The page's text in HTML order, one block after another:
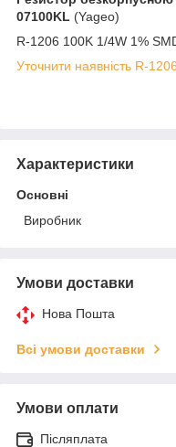
07100KL (Yageo)
R-1206 100K 1/4W 1%
Уточнити наявність R-
Характеристики
Основні
Виробник
Умови доставки
Нова Пошта
Всі умови доставки
Умови оплати
Післяплата